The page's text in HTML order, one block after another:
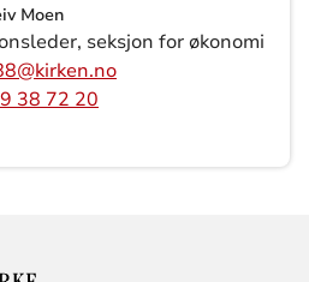
Moen
seksjon for økonomi
38 72 20